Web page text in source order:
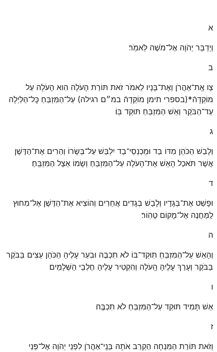
א
וַיְדַבֵּר יְהֹוָה אֶל־מֹשֶׁה לֵּאמֹֽר׃
ב
צַו אֶֽת־אַהֲרֹן וְאֶת־בָּנָיו לֵאמֹר זֹאת תּוֹרַת הָעֹלָה הִוא הָעֹלָה עַל
מוֹקְדָהֿ*(בספרי תימן מוֹקְדָהֿ במ״ם רגילה) עַל־הַמִּזְבֵּחַ כׇּל־הַלַּיְלָה
עַד־הַבֹּקֶר וְאֵשׁ הַמִּזְבֵּחַ תּוּקַד בּֽוֹ׃
ג
וְלָבַשׁ הַכֹּהֵן מִדּוֹ בַד וּמִֽכְנְסֵי־בַד יִלְבַּשׁ עַל־בְּשָׂרוֹ וְהֵרִים אֶת־הַדֶּשֶׁן
אֲשֶׁר תֹּאכַל הָאֵשׁ אֶת־הָעֹלָה עַל־הַמִּזְבֵּחַ וְשָׂמוֹ אֵצֶל הַמִּזְבֵּֽחַ׃
ד
וּפָשַׁט אֶת־בְּגָדָיו וְלָבַשׁ בְּגָדִים אֲחֵרִים וְהוֹצִיא אֶת־הַדֶּשֶׁן אֶל־מִחוּץ
לַֽמַּחֲנֶה אֶל־מָקוֹם טָהֽוֹר׃
ה
וְהָאֵשׁ עַל־הַמִּזְבֵּחַ תּֽוּקַד־בּוֹ לֹא תִכְבֶּה וּבִעֵר עָלֶיהָ הַכֹּהֵן עֵצִים בַּבֹּקֶר
בַּבֹּקֶר וְעָרַךְ עָלֶיהָ הָֽעֹלָה וְהִקְטִיר עָלֶיהָ חֶלְבֵי הַשְּׁלָמִֽים׃
ו
אֵשׁ תָּמִיד תּוּקַד עַל־הַמִּזְבֵּחַ לֹא תִכְבֶּֽה׃
ז
וְזֹאת תּוֹרַת הַמִּנְחָה הַקְרֵב אֹתָהּ בְּנֵֽי־אַהֲרֹן לִפְנֵי יְהֹוָה אֶל־פְּנֵי